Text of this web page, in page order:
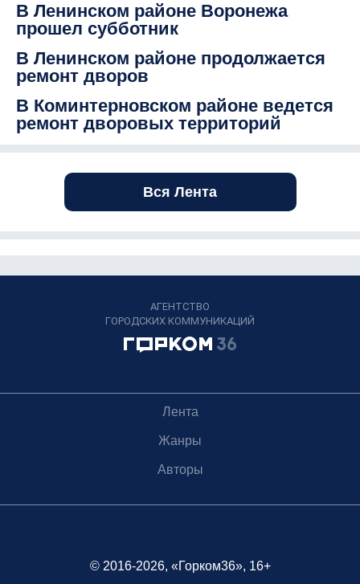
В Ленинском районе Воронежа
прошел субботник
В Ленинском районе продолжается
ремонт дворов
В Коминтерновском районе ведется
ремонт дворовых территорий
Вся Лента
АГЕНТСТВО
ГОРОДСКИХ КОММУНИКАЦИЙ
Лента
Жанры
Авторы
© 2016-2026, «Горком36», 16+